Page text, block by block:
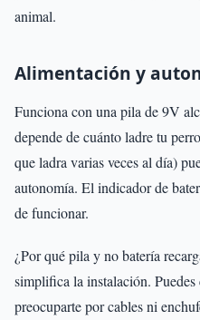
animal.
Alimentación y
Funciona con una pila de 9V
depende de cuánto ladre tu
que ladra varias veces al día)
autonomía. El indicador de
de funcionar.
¿Por qué pila y no batería
simplifica la instalación.
preocuparte por cables ni